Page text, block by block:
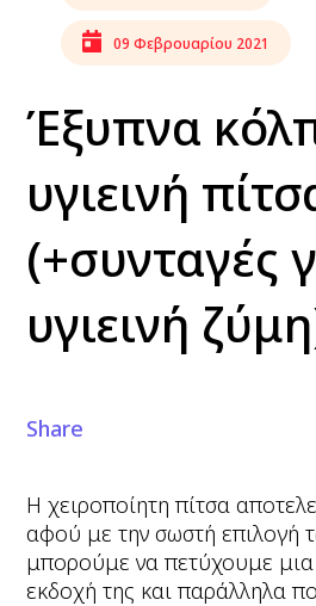
09 Φεβρουαρίου 2021
Έξυπνα
υγιεινή
(+συνταγές
υγιεινή
Share
H χειροποίητη πίτσα
αφού με την σωστή επιλογή
μπορούμε να πετύχουμε μια
εκδοχή της και παράλληλα